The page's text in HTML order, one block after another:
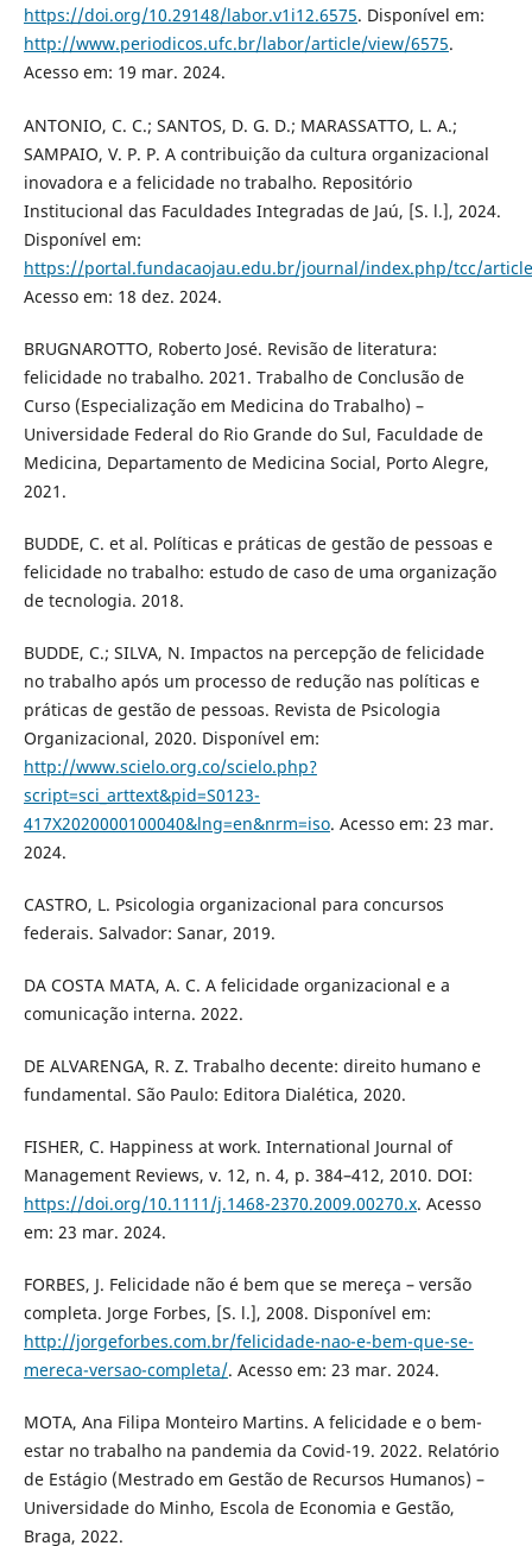
https://doi.org/10.29148/labor.v1i12.6575. Disponível em:
http://www.periodicos.ufc.br/labor/article/view/6575.
Acesso em: 19 mar. 2024.
ANTONIO, C. C.; SANTOS, D. G. D.; MARASSATTO, L. A.;
SAMPAIO, V. P. P. A contribuição da cultura organizacional
inovadora e a felicidade no trabalho. Repositório
Institucional das Faculdades Integradas de Jaú, [S. l.], 2024.
Disponível em:
https://portal.fundacaojau.edu.br/journal/index.php/tcc/
Acesso em: 18 dez. 2024.
BRUGNAROTTO, Roberto José. Revisão de literatura:
felicidade no trabalho. 2021. Trabalho de Conclusão de
Curso (Especialização em Medicina do Trabalho) –
Universidade Federal do Rio Grande do Sul, Faculdade de
Medicina, Departamento de Medicina Social, Porto Alegre,
2021.
BUDDE, C. et al. Políticas e práticas de gestão de pessoas e
felicidade no trabalho: estudo de caso de uma organização
de tecnologia. 2018.
BUDDE, C.; SILVA, N. Impactos na percepção de felicidade
no trabalho após um processo de redução nas políticas e
práticas de gestão de pessoas. Revista de Psicologia
Organizacional, 2020. Disponível em:
http://www.scielo.org.co/scielo.php?
script=sci_arttext&pid=S0123-
417X2020000100040&lng=en&nrm=iso. Acesso em: 23 mar.
2024.
CASTRO, L. Psicologia organizacional para concursos
federais. Salvador: Sanar, 2019.
DA COSTA MATA, A. C. A felicidade organizacional e a
comunicação interna. 2022.
DE ALVARENGA, R. Z. Trabalho decente: direito humano e
fundamental. São Paulo: Editora Dialética, 2020.
FISHER, C. Happiness at work. International Journal of
Management Reviews, v. 12, n. 4, p. 384–412, 2010. DOI:
https://doi.org/10.1111/j.1468-2370.2009.00270.x. Acesso
em: 23 mar. 2024.
FORBES, J. Felicidade não é bem que se mereça – versão
completa. Jorge Forbes, [S. l.], 2008. Disponível em:
http://jorgeforbes.com.br/felicidade-nao-e-bem-que-se-
mereca-versao-completa/. Acesso em: 23 mar. 2024.
MOTA, Ana Filipa Monteiro Martins. A felicidade e o bem-
estar no trabalho na pandemia da Covid-19. 2022. Relatório
de Estágio (Mestrado em Gestão de Recursos Humanos) –
Universidade do Minho, Escola de Economia e Gestão,
Braga, 2022.